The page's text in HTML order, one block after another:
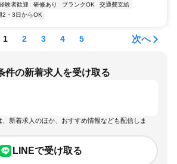
験者歓迎 研修あり ブランクOK
交通費支給
2・3日からOK
1 2 3 4 5 次へ
件の新着求人を受け取る
、新着求人のほか、おすすめ情報なども配信しま
LINEで受け取る